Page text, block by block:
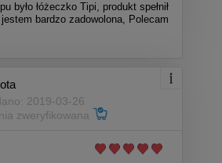
było łóżeczko Tipi, produkt spełnił
bardzo zadowolona, Polecam
2019-03-26
zweryfikowana